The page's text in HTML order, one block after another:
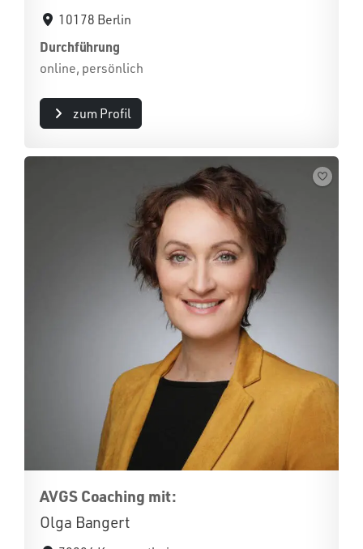
10178 Berlin
Durchführung
online, persönlich
zum Profil
AVGS Coaching mit:
Olga Bangert